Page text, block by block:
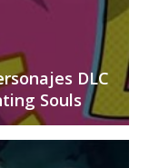
DLC
Souls